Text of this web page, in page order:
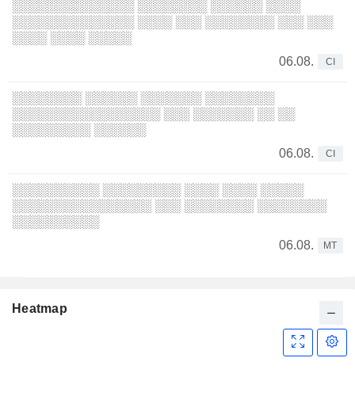
░░░░░░░░░░░░░░ ░░░░░░░░ ░░░░░░ ░░░░
░░░░░░░░░░░░░░ ░░░░ ░░░ ░░░░░░░░ ░░░ ░░░
░░░░ ░░░░ ░░░░░
06.08.
CI
░░░░░░░░ ░░░░░░ ░░░░░░░ ░░░░░░░░
░░░░░░░░░░░░░░░░░ ░░░ ░░░░░░░ ░░ ░░
░░░░░░░░░ ░░░░░░
06.08.
CI
░░░░░░░░░░ ░░░░░░░░░ ░░░░ ░░░░ ░░░░░
░░░░░░░░░░░░░░░░ ░░░ ░░░░░░░░ ░░░░░░░░
░░░░░░░░░░
06.08.
MT
Heatmap